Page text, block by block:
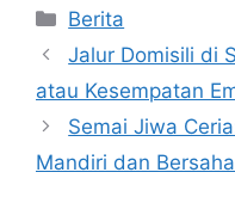
Kategori
Berita
Jalur Domisili di
atau Kesempatan
Semai Jiwa
Mandiri dan